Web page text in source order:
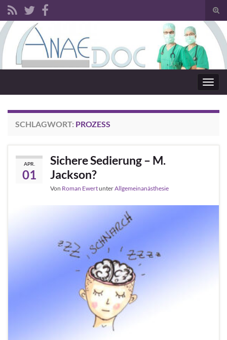
SCHLAGWORT: PROZESS
APR.
01
Sichere Sedierung – M.
Jackson?
Von Roman EwertunterAllgemeinanästhesie